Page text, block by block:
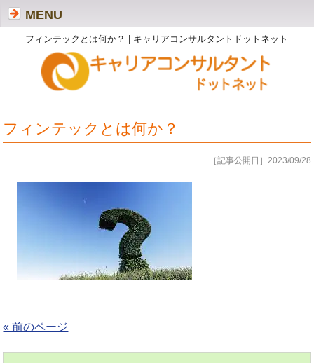
フィンテックとは何か？ | キャリアコンサルタントドットネット
MENU
フィンテックとは何か？
［記事公開日］2023/09/28
« 前のページ